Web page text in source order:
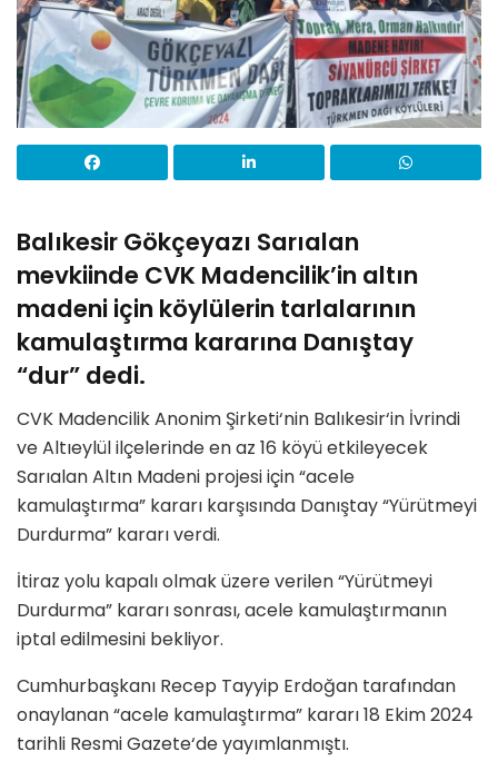
Balıkesir Gökçeyazı Sarıalan
mevkiinde CVK Madencilik’in altın
madeni için köylülerin tarlalarının
kamulaştırma kararına Danıştay
“dur” dedi.
CVK Madencilik Anonim Şirketi‘nin Balıkesir‘in İvrindi
ve Altıeylül ilçelerinde en az 16 köyü etkileyecek
Sarıalan Altın Madeni projesi için “acele
kamulaştırma” kararı karşısında Danıştay “Yürütmeyi
Durdurma” kararı verdi.
İtiraz yolu kapalı olmak üzere verilen “Yürütmeyi
Durdurma” kararı sonrası, acele kamulaştırmanın
iptal edilmesini bekliyor.
Cumhurbaşkanı Recep Tayyip Erdoğan tarafından
onaylanan “acele kamulaştırma” kararı 18 Ekim 2024
tarihli Resmi Gazete‘de yayımlanmıştı.